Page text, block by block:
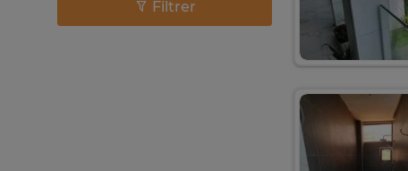
Filtrer